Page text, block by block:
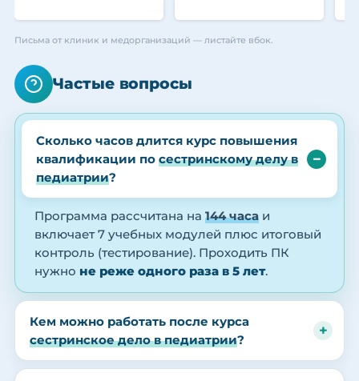
Письма от клиник и медорганизаций — листайте вбок.
Частые вопросы
Сколько часов длится курс повышения
квалификации по сестринскому делу в
педиатрии?
Программа рассчитана на 144 часа и
включает 7 учебных модулей плюс итоговый
контроль (тестирование). Проходить ПК
нужно не реже одного раза в 5 лет.
Кем можно работать после курса
сестринское дело в педиатрии?